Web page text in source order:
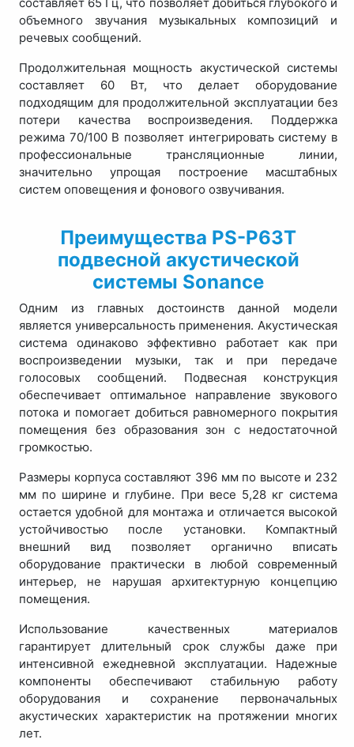
объемного звучания музыкальных композиций и
речевых сообщений.
Продолжительная мощность акустической системы
составляет 60 Вт, что делает оборудование
подходящим для продолжительной эксплуатации без
потери качества воспроизведения. Поддержка
режима 70/100 В позволяет интегрировать систему в
профессиональные трансляционные линии,
значительно упрощая построение масштабных
систем оповещения и фонового озвучивания.
Преимущества PS-P63T
подвесной акустической
системы Sonance
Одним из главных достоинств данной модели
является универсальность применения. Акустическая
система одинаково эффективно работает как при
воспроизведении музыки, так и при передаче
голосовых сообщений. Подвесная конструкция
обеспечивает оптимальное направление звукового
потока и помогает добиться равномерного покрытия
помещения без образования зон с недостаточной
громкостью.
Размеры корпуса составляют 396 мм по высоте и 232
мм по ширине и глубине. При весе 5,28 кг система
остается удобной для монтажа и отличается высокой
устойчивостью после установки. Компактный
внешний вид позволяет органично вписать
оборудование практически в любой современный
интерьер, не нарушая архитектурную концепцию
помещения.
Использование качественных материалов
гарантирует длительный срок службы даже при
интенсивной ежедневной эксплуатации. Надежные
компоненты обеспечивают стабильную работу
оборудования и сохранение первоначальных
акустических характеристик на протяжении многих
лет.